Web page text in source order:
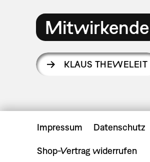
Mitwirkende
KLAUS THEWELEIT
Impressum Datenschutz
Shop-Vertrag widerrufen